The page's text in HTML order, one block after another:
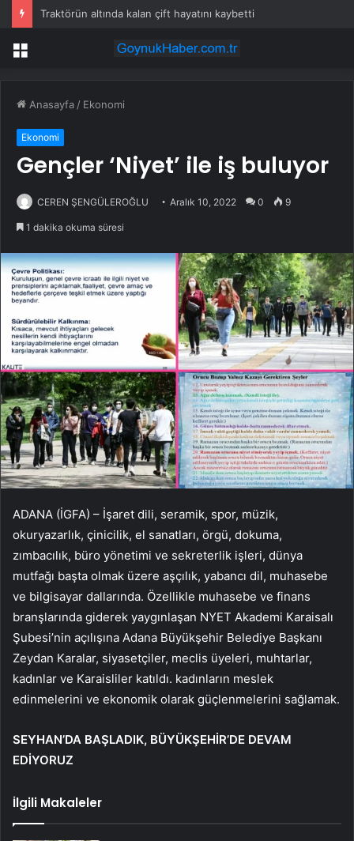
Traktörün altında kalan çift hayatını kaybetti
Menü
Anasayfa / Ekonomi
Ekonomi
Gençler ‘Niyet’ ile iş buluyor
CEREN ŞENGÜLEROĞLU Aralık 10, 2022 0 9
1 dakika okuma süresi
ADANA (İGFA) – İşaret dili, seramik, spor, müzik,
okuryazarlık, çinicilik, el sanatları, örgü, dokuma,
zımbacılık, büro yönetimi ve sekreterlik işleri, dünya
mutfağı başta olmak üzere aşçılık, yabancı dil, muhasebe
ve bilgisayar dallarında. Özellikle muhasebe ve finans
branşlarında giderek yaygınlaşan NYET Akademi Karaisalı
Şubesi’nin açılışına Adana Büyükşehir Belediye Başkanı
Zeydan Karalar, siyasetçiler, meclis üyeleri, muhtarlar,
kadınlar ve Karaisliler katıldı. kadınların meslek
edinmelerini ve ekonomik olarak güçlenmelerini sağlamak.
SEYHAN’DA BAŞLADIK, BÜYÜKŞEHİR’DE DEVAM
EDİYORUZ
İlgili Makaleler